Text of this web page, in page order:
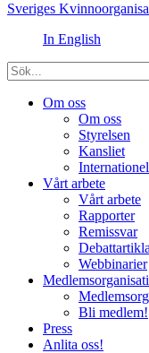
Sveriges
In English
Sök
Om oss
Om oss
Styrelsen
Kansliet
Vårt arbete
Vårt arbete
Rapporter
Remissvar
Webbinarier
Bli medlem!
Press
Anlita oss!